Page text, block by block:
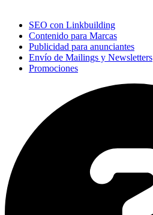
SEO con Linkbuilding
Contenido para Marcas
Publicidad para anunciantes
Envío de Mailings y Newsletters
Promociones